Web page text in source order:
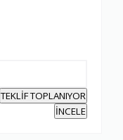
TEKLİF TOPLANIYOR
İNCELE